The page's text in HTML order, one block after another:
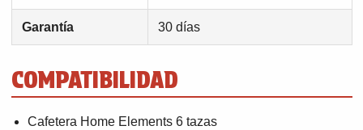
Garantía 30 días
COMPATIBILIDAD
Cafetera Home Elements 6 tazas